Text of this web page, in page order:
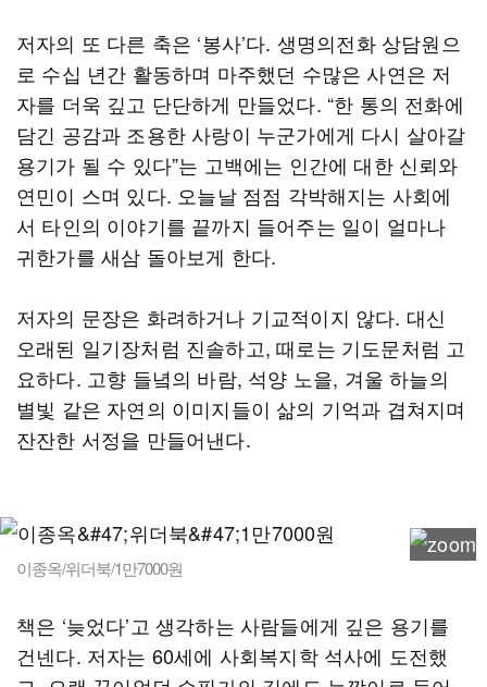
저자의 또 다른 축은 ‘봉사’다. 생명의전화 상담원으
로 수십 년간 활동하며 마주했던 수많은 사연은 저
자를 더욱 깊고 단단하게 만들었다. “한 통의 전화에
담긴 공감과 조용한 사랑이 누군가에게 다시 살아갈
용기가 될 수 있다”는 고백에는 인간에 대한 신뢰와
연민이 스며 있다. 오늘날 점점 각박해지는 사회에
서 타인의 이야기를 끝까지 들어주는 일이 얼마나
귀한가를 새삼 돌아보게 한다.
저자의 문장은 화려하거나 기교적이지 않다. 대신
오래된 일기장처럼 진솔하고, 때로는 기도문처럼 고
요하다. 고향 들녘의 바람, 석양 노을, 겨울 하늘의
별빛 같은 자연의 이미지들이 삶의 기억과 겹쳐지며
잔잔한 서정을 만들어낸다.
이종옥/위더북/1만7000원
책은 ‘늦었다’고 생각하는 사람들에게 깊은 용기를
건넨다. 저자는 60세에 사회복지학 석사에 도전했